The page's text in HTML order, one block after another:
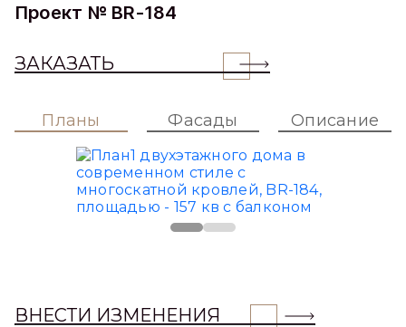
Проект № BR-184
ЗАКАЗАТЬ
Планы Фасады Описание
ВНЕСТИ ИЗМЕНЕНИЯ